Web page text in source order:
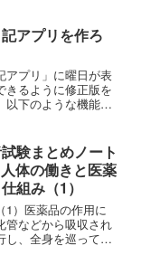
アプリを作ろ
アプリ」に曜日が表
きるように修正版を
以下のような機能を
区切り）ごとに分割
験まとめノート
人体の働きと医薬
み（1）
）医薬品の作用に
管などから吸収され
し、全身を巡って薬